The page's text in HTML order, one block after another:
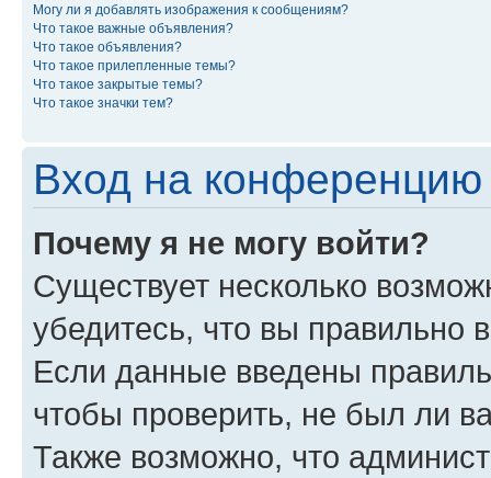
Могу ли я добавлять изображения к сообщениям?
Что такое важные объявления?
Что такое объявления?
Что такое прилепленные темы?
Что такое закрытые темы?
Что такое значки тем?
Вход на конференцию
Почему я не могу войти?
Существует несколько
убедитесь, что вы правильно
Если данные введены
чтобы проверить, не был ли
Также возможно, что